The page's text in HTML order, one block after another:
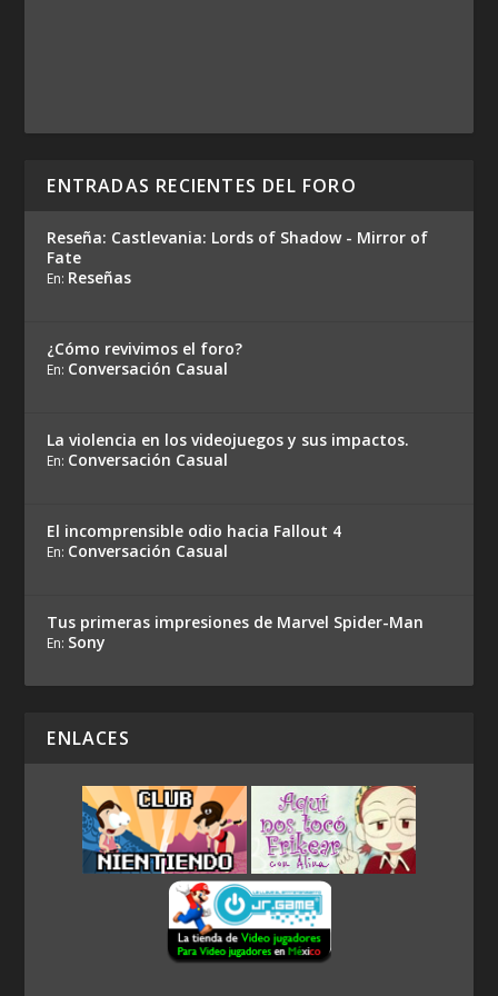
ENTRADAS RECIENTES DEL FORO
Reseña: Castlevania: Lords of Shadow - Mirror of
Fate
En: Reseñas
¿Cómo revivimos el foro?
En: Conversación Casual
La violencia en los videojuegos y sus impactos.
En: Conversación Casual
El incomprensible odio hacia Fallout 4
En: Conversación Casual
Tus primeras impresiones de Marvel Spider-Man
En: Sony
ENLACES